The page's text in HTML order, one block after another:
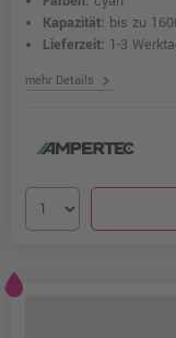
Kapazität: bis zu
Lieferzeit: 1-3
mehr Details chevron_right